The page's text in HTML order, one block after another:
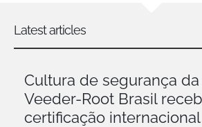
Latest articles
Cultura de segurança
Veeder-Root Brasil
certificação internacional